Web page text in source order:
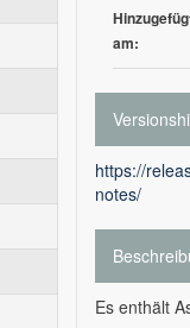
am:
https://
notes/
Es enthält